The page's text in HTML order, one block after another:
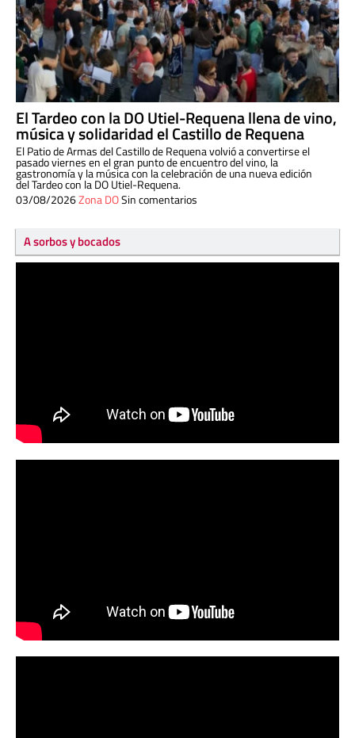
El Tardeo con la DO Utiel-Requena llena de vino,
música y solidaridad el Castillo de Requena
El Patio de Armas del Castillo de Requena volvió a convertirse el
pasado viernes en el gran punto de encuentro del vino, la
gastronomía y la música con la celebración de una nueva edición
del Tardeo con la DO Utiel-Requena.
03/08/2026Zona DOSin comentarios
A sorbos y bocados